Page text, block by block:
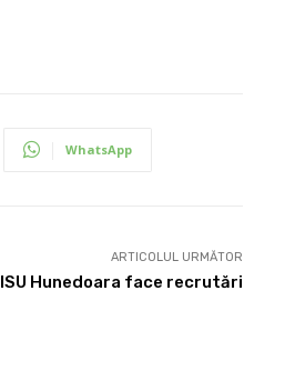
WhatsApp
ARTICOLUL URMĂTOR
ISU Hunedoara face recrutări